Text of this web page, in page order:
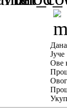
Јуче
Ове